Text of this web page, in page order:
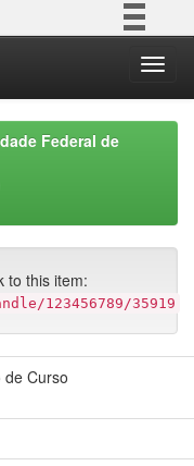
Participe
à informação
Federal de
to this item:
123456789/35919
de Curso